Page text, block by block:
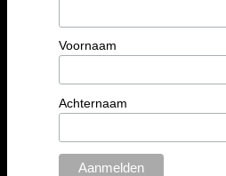
Voornaam
Achternaam